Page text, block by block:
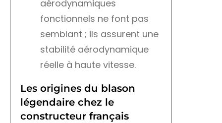
aérodynamiques
fonctionnels ne font pas
semblant ; ils assurent une
stabilité aérodynamique
réelle à haute vitesse.
Les origines du blason
légendaire chez le
constructeur français